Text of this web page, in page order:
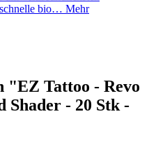
bio… Mehr
Tattoo - Revo
Shader - 20 Stk -